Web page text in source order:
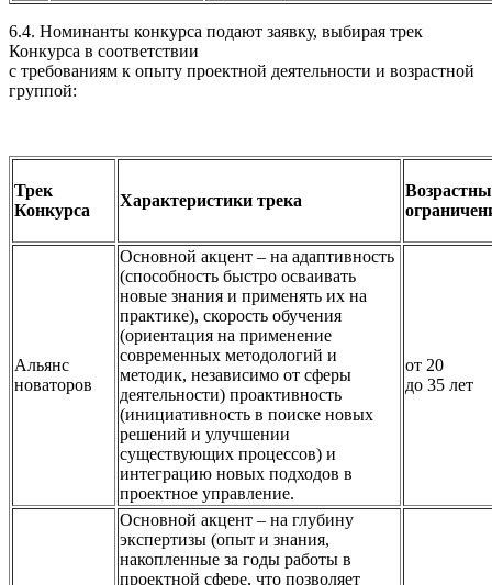
6.4. Номинанты конкурса подают заявку, выбирая трек
Конкурса в соответствии
с требованиям к опыту проектной деятельности и возрастной
группой:
Трек
Конкурса
Характеристики трека
Альянс
новаторов
Основной акцент – на адаптивность
(способность быстро осваивать
новые знания и применять их на
практике), скорость обучения
(ориентация на применение
современных методологий и
методик, независимо от сферы
деятельности) проактивность
(инициативность в поиске новых
решений и улучшении
существующих процессов) и
интеграцию новых подходов в
проектное управление.
от 20
до 35 лет
Основной акцент – на глубину
экспертизы (опыт и знания,
накопленные за годы работы в
проектной сфере, что позволяет